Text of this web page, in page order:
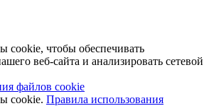
cookie, чтобы обеспечивать
веб-сайта и анализировать сетевой
файлов cookie
cookie. Правила использования